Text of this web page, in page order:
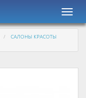
САЛОНЫ КРАСОТЫ